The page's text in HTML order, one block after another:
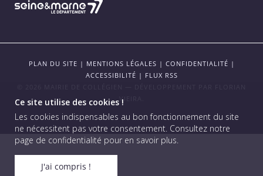
Ce site utilise des cookies !
Les cookies indispensables au bon fonctionnement du site
ne nécessitent pas votre consentement. Consultez notre
page de confidentialité pour en savoir plus.
J'ai compris !
PLAN DU SITE | MENTIONS LÉGALES | CONFIDENTIALITÉ |
ACCESSIBILITÉ | FLUX RSS
VIEIRA